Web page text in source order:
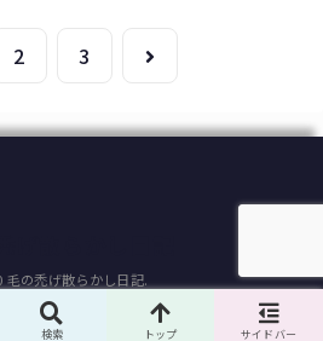
2 3
次
毛の禿げ散らかし日記.
検索 トップ サイドバー